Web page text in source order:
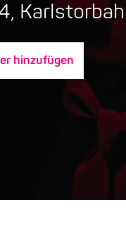
hinzufügen